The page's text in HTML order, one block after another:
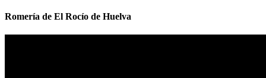
Romería de El Rocío de Huelva